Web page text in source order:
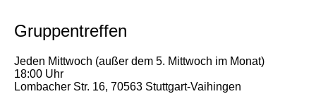
Gruppentreffen
Jeden Mittwoch (außer dem 5. Mittwoch im Monat)
18:00 Uhr
Lombacher Str. 16, 70563 Stuttgart-Vaihingen